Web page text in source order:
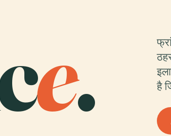
e.
है